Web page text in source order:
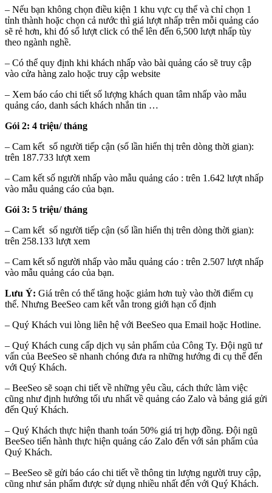
– Nếu bạn không chọn điều kiện 1 khu vực cụ thể và chỉ chọn 1
tỉnh thành hoặc chọn cả nước thì giá lượt nhấp trên mỗi quảng cáo
sẽ rẻ hơn, khi đó số lượt click có thể lên đến 6,500 lượt nhấp tùy
theo ngành nghề.
– Có thể quy định khi khách nhấp vào bài quảng cáo sẽ truy cập
vào cửa hàng zalo hoặc truy cập website
– Xem báo cáo chi tiết số lượng khách quan tâm nhấp vào mẫu
quảng cáo, danh sách khách nhắn tin …
Gói 2: 4 triệu/ tháng
– Cam kết số người tiếp cận (số lần hiển thị trên dòng thời gian):
trên 187.733 lượt xem
– Cam kết số người nhấp vào mẫu quảng cáo : trên 1.642 lượt nhấp
vào mẫu quảng cáo của bạn.
Gói 3: 5 triệu/ tháng
– Cam kết số người tiếp cận (số lần hiển thị trên dòng thời gian):
trên 258.133 lượt xem
– Cam kết số người nhấp vào mẫu quảng cáo : trên 2.507 lượt nhấp
vào mẫu quảng cáo của bạn.
Lưu Ý: Giá trên có thể tăng hoặc giảm hơn tuỳ vào thời điểm cụ
thể. Nhưng BeeSeo cam kết vẫn trong giới hạn cố định
– Quý Khách vui lòng liên hệ với BeeSeo qua Email hoặc Hotline.
– Quý Khách cung cấp dịch vụ sản phẩm của Công Ty. Đội ngũ tư
vấn của BeeSeo sẽ nhanh chóng đưa ra những hướng đi cụ thể đến
với Quý Khách.
– BeeSeo sẽ soạn chi tiết về những yêu cầu, cách thức làm việc
cũng như định hướng tối ưu nhất về quảng cáo Zalo và bảng giá gửi
đến Quý Khách.
– Quý Khách thực hiện thanh toán 50% giá trị hợp đồng. Đội ngũ
BeeSeo tiến hành thực hiện quảng cáo Zalo đến với sản phẩm của
Quý Khách.
– BeeSeo sẽ gửi báo cáo chi tiết về thông tin lượng người truy cập,
cũng như sản phẩm được sử dụng nhiều nhất đến với Quý Khách.